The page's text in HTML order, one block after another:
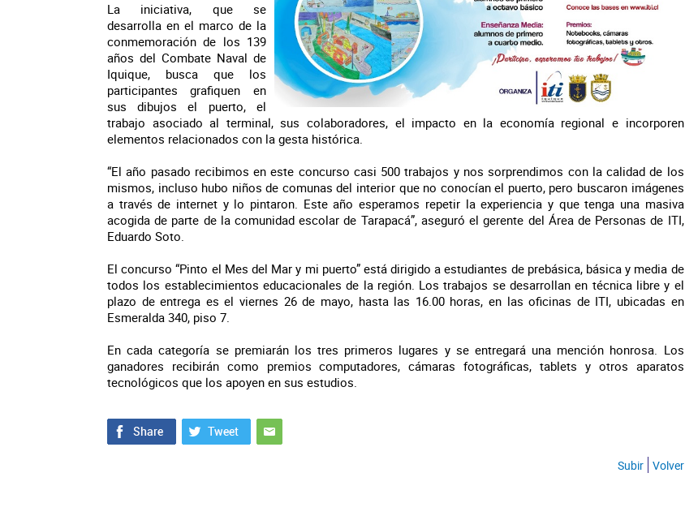
La iniciativa, que se
desarrolla en el marco de la
conmemoración de los 139
años del Combate Naval de
Iquique, busca que los
participantes grafiquen en
sus dibujos el puerto, el
trabajo asociado al terminal, sus colaboradores, el impacto en la economía regional e incorporen
elementos relacionados con la gesta histórica.
“El año pasado recibimos en este concurso casi 500 trabajos y nos sorprendimos con la calidad de los
mismos, incluso hubo niños de comunas del interior que no conocían el puerto, pero buscaron imágenes
a través de internet y lo pintaron. Este año esperamos repetir la experiencia y que tenga una masiva
acogida de parte de la comunidad escolar de Tarapacá”, aseguró el gerente del Área de Personas de ITI,
Eduardo Soto.
El concurso “Pinto el Mes del Mar y mi puerto” está dirigido a estudiantes de prebásica, básica y media de
todos los establecimientos educacionales de la región. Los trabajos se desarrollan en técnica libre y el
plazo de entrega es el viernes 26 de mayo, hasta las 16.00 horas, en las oficinas de ITI, ubicadas en
Esmeralda 340, piso 7.
En cada categoría se premiarán los tres primeros lugares y se entregará una mención honrosa. Los
ganadores recibirán como premios computadores, cámaras fotográficas, tablets y otros aparatos
tecnológicos que los apoyen en sus estudios.
Subir Volver